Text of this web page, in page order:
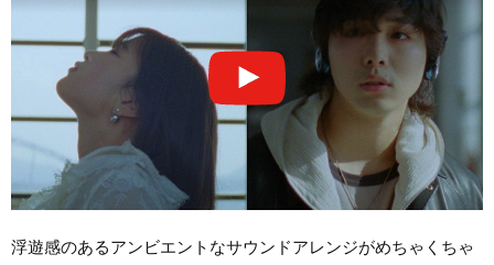
浮遊感のあるアンビエントなサウンドアレンジがめちゃくちゃ